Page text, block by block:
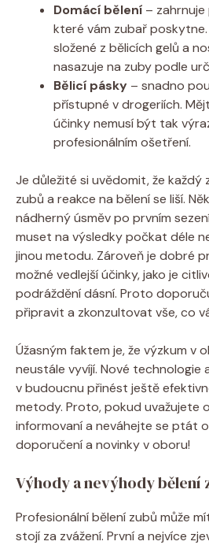
Domácí bělení –
které vám zubař
složené z bělicích gelů a
nasazuje na zuby podle
Bělicí pásky – snadno
přístupné v drogeriích.
účinky nemusí být tak
profesionálním ošetření.
Je důležité si uvědomit, že každý
zubů a reakce na bělení se liší.
nádherný úsměv po prvním
muset na výsledky počkat déle
jinou metodu. Zároveň je dobré
možné vedlejší účinky, jako je
podráždění dásní. Proto
připravit a zkonzultovat vše, co
Úžasným faktem je, že výzkum v
neustále vyvíjí. Nové technologie
v budoucnu přinést ještě
metody. Proto, pokud uvažujete
informovaní a neváhejte se ptát
doporučení a novinky v oboru!
Výhody a nevýhody bělení
Profesionální bělení zubů může
stojí za zvážení. První a nejvíce